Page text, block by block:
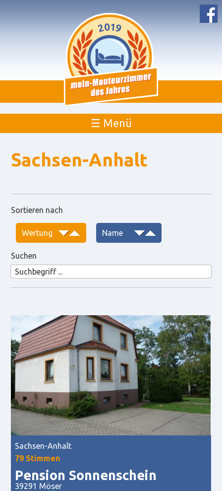
☰ Menü
Sachsen-Anhalt
Sortieren nach
Suchen
Sachsen-Anhalt
79 Stimmen
Pension Sonnenschein
39291 Möser